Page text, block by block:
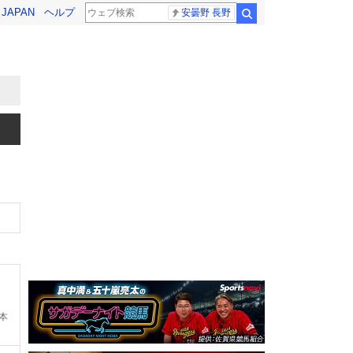
ヘルプ 安曇野 長野